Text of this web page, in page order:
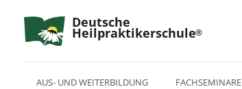
Deutsche
Heilpraktikerschule
AUS- UND WEITERBILDUNG FACHSEMINARE